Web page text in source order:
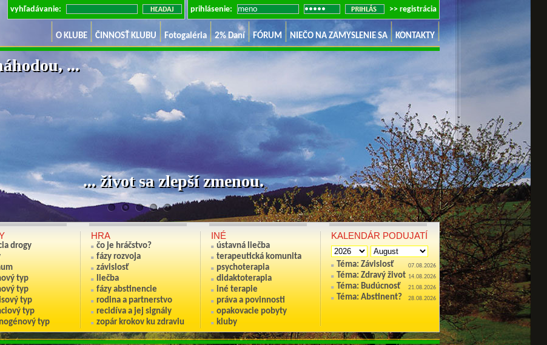
vyhľadávanie: prihlásenie: >> registrácia
...
... život sa zlepší zmenou.
O KLUBE ČINNOSŤ KLUBU Fotogaléria 2% Daní FÓRUM NIEČO NA ZAMYSLENIE SA KONTAKTY
drogy
typ
typ
typ
typ
typ
HRA
čo je hráčstvo?
fázy rozvoja
závislosť
liečba
fázy abstinencie
rodina a partnerstvo
recidíva a jej signály
zopár krokov ku zdraviu
INÉ
ústavná liečba
terapeutická komunita
psychoterapia
didaktoterapia
iné terapie
práva a povinnosti
opakovacie pobyty
kluby
KALENDÁR PODUJATÍ
07.08.2026
Téma: Závislosť
14.08.2026
Téma: Zdravý život
21.08.2026
Téma: Budúcnosť
28.08.2026
Téma: Abstinent?